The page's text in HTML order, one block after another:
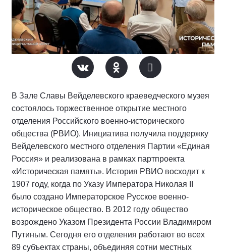
В Зале Славы Вейделевского краеведческого музея
состоялось торжественное открытие местного
отделения Российского военно-исторического
общества (РВИО). Инициатива получила поддержку
Вейделевского местного отделения Партии «Единая
Россия» и реализована в рамках партпроекта
«Историческая память». История РВИО восходит к
1907 году, когда по Указу Императора Николая II
было создано Императорское Русское военно-
историческое общество. В 2012 году общество
возрождено Указом Президента России Владимиром
Путиным. Сегодня его отделения работают во всех
89 субъектах страны, объединяя сотни местных